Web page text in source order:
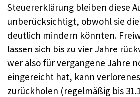
Steuererklärung bleiben diese
unberücksichtigt, obwohl sie
deutlich mindern könnten.
lassen sich bis zu vier Jahre
wer also für vergangene Jahre
eingereicht hat, kann
zurückholen (regelmäßig bis